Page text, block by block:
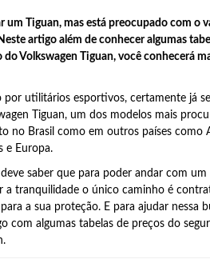
um Tiguan, mas está preocupado com o
artigo além de conhecer algumas
do Volkswagen Tiguan, você conhecerá
por utilitários esportivos, certamente já se
Tiguan, um dos modelos mais
no Brasil como em outros países como
e Europa.
saber que para poder andar com um
a tranquilidade o único caminho é
a sua proteção. E para ajudar nessa
com algumas tabelas de preços do